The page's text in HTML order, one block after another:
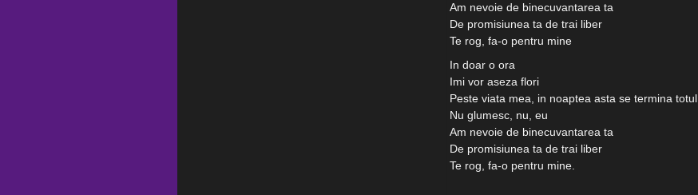
Am nevoie de binecuvantarea ta
De promisiunea ta de trai liber
Te rog, fa-o pentru mine
In doar o ora
Imi vor aseza flori
Peste viata mea, in noaptea asta se termina totul
Nu glumesc, nu, eu
Am nevoie de binecuvantarea ta
De promisiunea ta de trai liber
Te rog, fa-o pentru mine.